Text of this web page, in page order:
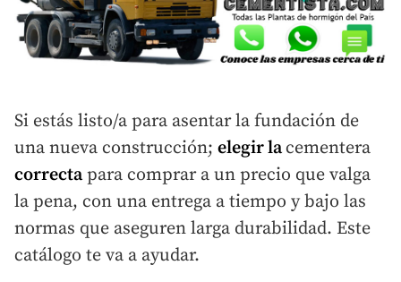
Si estás listo/a para asentar la fundación de
una nueva construcción; elegir lacementera
correcta para comprar a un precio que valga
la pena, con una entrega a tiempo y bajo las
normas que aseguren larga durabilidad. Este
catálogo te va a ayudar.